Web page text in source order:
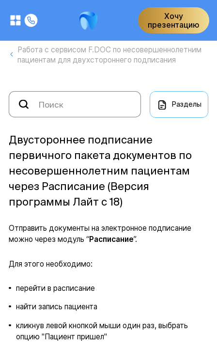
Хочу
презентацию
Работа с сервисом F.DOC по несовершеннолетним
пациентам для двухстороннего подписания
Разделы
Двустороннее подписание
первичного пакета документов по
несовершеннолетним пациентам
через Расписание (Версия
программы Лайт с 18)
Отправить документы на электронное подписание
можно через модуль “Расписание”.
Для этого необходимо:
перейти в расписание
найти запись пациента
кликнув левой кнопкой мыши один раз, выбрать
опцию "Пациент пришел"